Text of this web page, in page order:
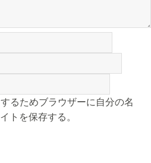
るためブラウザーに自分の名
トを保存する。